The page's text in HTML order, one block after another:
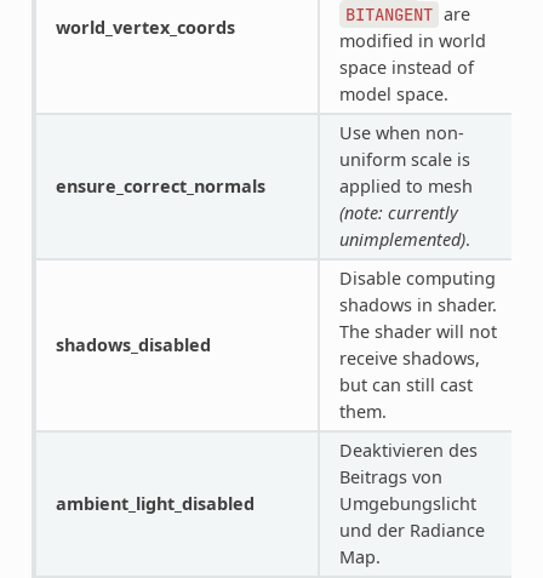
world_vertex_coords
BITANGENT are
modified in world
space instead of
model space.
ensure_correct_normals
Use when non-
uniform scale is
applied to mesh
(note: currently
unimplemented).
shadows_disabled
Disable computing
shadows in shader.
The shader will not
receive shadows,
but can still cast
them.
ambient_light_disabled
Deaktivieren des
Beitrags von
Umgebungslicht
und der Radiance
Map.